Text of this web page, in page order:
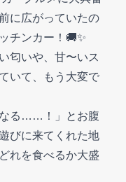
に広がっていたの
チンカー！🚚✨
匂いや、甘〜いス
いて、もう大変で
なる……！」とお腹
びに来てくれた地
れを食べるか大盛